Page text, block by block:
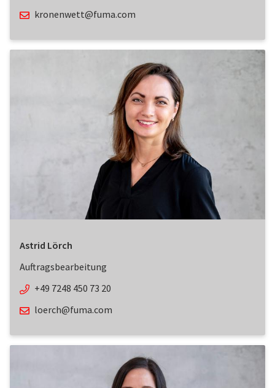
kronenwett@fuma.com
Astrid Lörch
Auftragsbearbeitung
+49 7248 450 73 20
loerch@fuma.com